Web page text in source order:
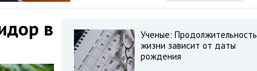
в
Ученые: Продолжительность
жизни зависит от даты
рождения